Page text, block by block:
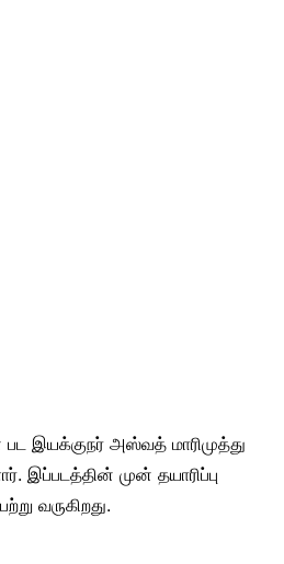
இயக்குநர் அஸ்வத் மாரிமுத்து
இப்படத்தின் முன் தயாரிப்பு
வருகிறது.